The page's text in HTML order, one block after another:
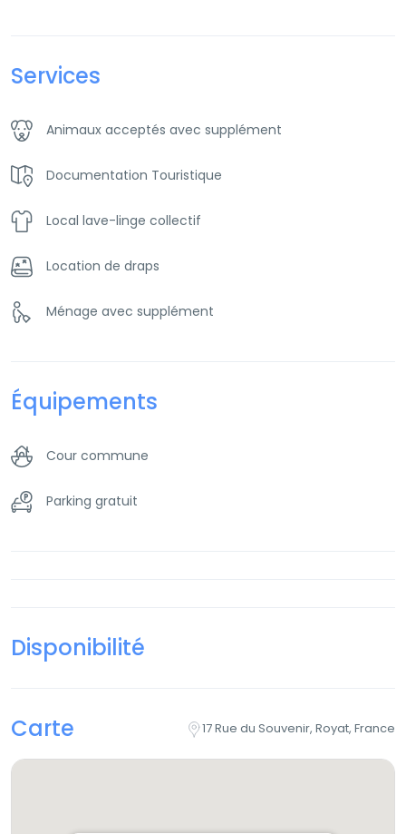
Services
Animaux acceptés avec supplément
Documentation Touristique
Local lave-linge collectif
Location de draps
Ménage avec supplément
Équipements
Cour commune
Parking gratuit
Disponibilité
Carte 17 Rue du Souvenir, Royat, France